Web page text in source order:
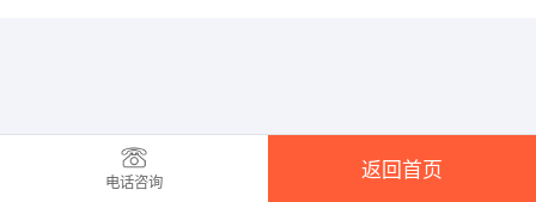
电话咨询
返回首页